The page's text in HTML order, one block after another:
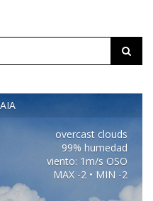
overcast clouds
99% humedad
viento: 1m/s OSO
MAX -2 • MIN -2